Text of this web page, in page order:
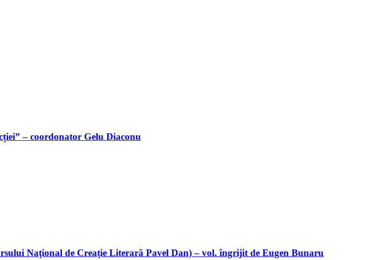
– coordonator Gelu Diaconu
Naţional de Creaţie Literară Pavel Dan) – vol. îngrijit de Eugen Bunaru